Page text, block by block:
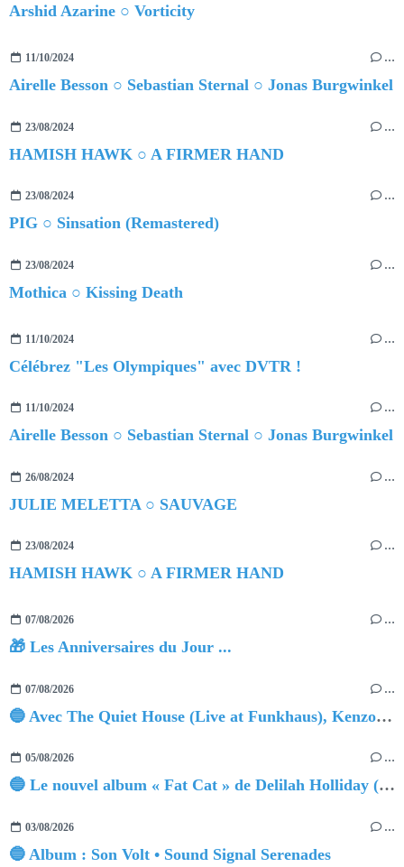
Arshid Azarine ○ Vorticity
11/10/2024 …
Airelle Besson ○ Sebastian Sternal ○ Jonas Burgwinkel
23/08/2024 …
HAMISH HAWK ○ A FIRMER HAND
23/08/2024 …
PIG ○ Sinsation (Remastered)
23/08/2024 …
Mothica ○ Kissing Death
11/10/2024 …
Célébrez "Les Olympiques" avec DVTR !
11/10/2024 …
Airelle Besson ○ Sebastian Sternal ○ Jonas Burgwinkel
26/08/2024 …
JULIE MELETTA ○ SAUVAGE
23/08/2024 …
HAMISH HAWK ○ A FIRMER HAND
07/08/2026 …
🎁 Les Anniversaires du Jour ...
07/08/2026 …
🔵 Avec The Quiet House (Live at Funkhaus), Kenzo Zurzolo livre une performance aussi intense qu'envoûtante.
05/08/2026 …
🔵 Le nouvel album « Fat Cat » de Delilah Holliday (sortie le 30 Octobre 2026)
03/08/2026 …
🔵 Album : Son Volt • Sound Signal Serenades